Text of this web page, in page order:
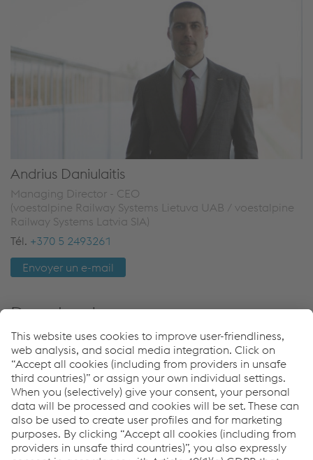
Andrius Daniulaitis
Managing Director - CEO
(voestalpine Railway Systems Lietuva UAB / voestalpine
Railway Systems Latvia SIA)
Tél. +370 5 2493261
Envoyer un e-mail
Downloads
General Data Protection Notice for Business Partners
PDF | 117 KB
Code de conduite
Code de conduite FR (2024)PDF | 124 KB
Code de conduite à l'intention des partenaires
commerciaux FR (2024)PDF | 89 KB